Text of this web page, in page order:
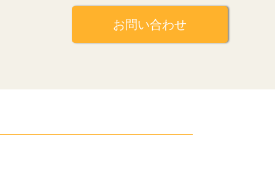
お問い合わせ